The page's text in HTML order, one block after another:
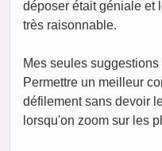
déposer était géniale et
très raisonnable.
Mes seules suggestions
Permettre un meilleur
défilement sans devoir
lorsqu'on zoom sur les